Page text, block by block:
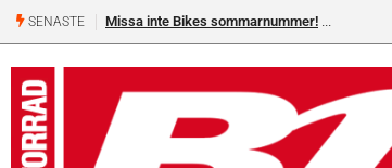
SENASTE Missa inte Bikes sommarnummer!